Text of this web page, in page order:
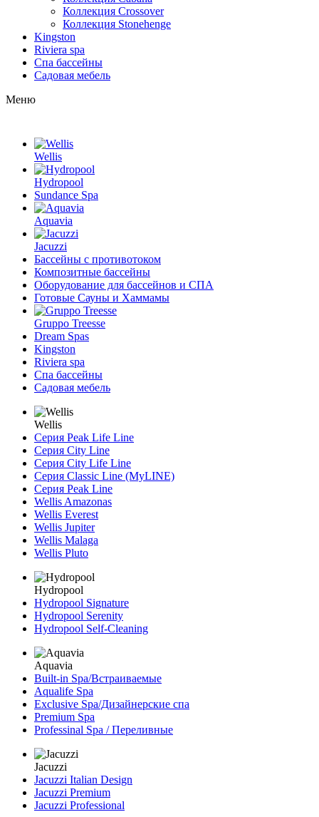
Коллекция Crossover
Коллекция Stonehenge
Kingston
Riviera spa
Спа бассейны
Садовая мебель
Меню
Wellis
Hydropool
Sundance Spa
Aquavia
Jacuzzi
Бассейны с противотоком
Композитные бассейны
Оборудование для бассейнов и СПА
Готовые Сауны и Хаммамы
Gruppo Treesse
Dream Spas
Kingston
Riviera spa
Спа бассейны
Садовая мебель
Wellis
Серия Peak Life Line
Серия City Line
Серия City Life Line
Серия Classic Line (MyLINE)
Серия Peak Line
Wellis Amazonas
Wellis Everest
Wellis Jupiter
Wellis Malaga
Wellis Pluto
Hydropool
Hydropool Signature
Hydropool Serenity
Hydropool Self-Сleaning
Aquavia
Built-in Spa/Встраиваемые
Aqualife Spa
Exclusive Spa/Дизайнерские спа
Premium Spa
Professinal Spa / Переливные
Jacuzzi
Jacuzzi Italian Design
Jacuzzi Premium
Jacuzzi Professional